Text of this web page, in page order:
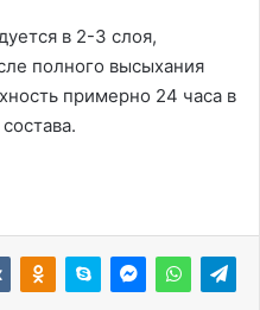
в 2-3 слоя,
полного высыхания
примерно 24 часа в